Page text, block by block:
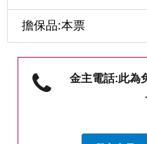
擔保品:本票
金主電話:此為